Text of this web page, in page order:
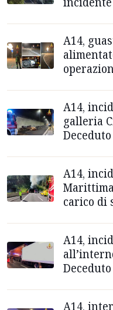
A14,
A14,
galleria
A14,
carico di
A14,
A14,